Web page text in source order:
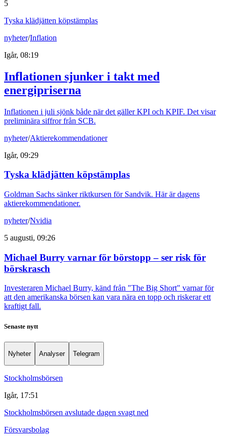
5
Tyska klädjätten köpstämplas
nyheter/Inflation
Igår, 08:19
Inflationen sjunker i takt med
energipriserna
Inflationen i juli sjönk både när det gäller KPI och KPIF. Det visar
preliminära siffror från SCB.
nyheter/Aktierekommendationer
Igår, 09:29
Tyska klädjätten köpstämplas
Goldman Sachs sänker riktkursen för Sandvik. Här är dagens
aktierekommendationer.
nyheter/Nvidia
5 augusti, 09:26
Michael Burry varnar för börstopp – ser risk för
börskrasch
Investeraren Michael Burry, känd från "The Big Short" varnar för
att den amerikanska börsen kan vara nära en topp och riskerar ett
kraftigt fall.
Senaste nytt
Nyheter Analyser Telegram
Stockholmsbörsen
Igår, 17:51
Stockholmsbörsen avslutade dagen svagt ned
Försvarsbolag